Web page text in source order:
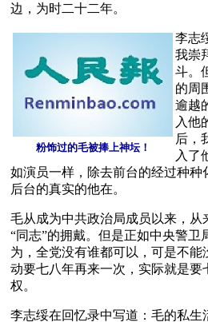
边，为时二十二年。
粉饰过的毛被捧上神坛！
李志
我崇
斗。
的周
逾越
入他
后，
入了
如演员一样，除去前台的经过种种
后台的真实的他在。
毛从成为中共政治局成员以来，从
“同志”的拥戴。但是正如中央警卫
为，全党没有谁都可以，可是不能
动要七八年再来一次，实际就是要
权。
李志绥在回忆录中写道：毛的私生